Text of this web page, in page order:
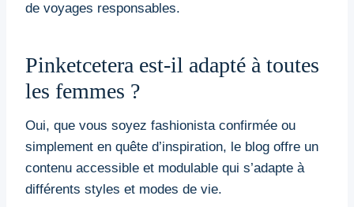
de voyages responsables.
Pinketcetera est-il adapté à toutes
les femmes ?
Oui, que vous soyez fashionista confirmée ou
simplement en quête d’inspiration, le blog offre un
contenu accessible et modulable qui s’adapte à
différents styles et modes de vie.